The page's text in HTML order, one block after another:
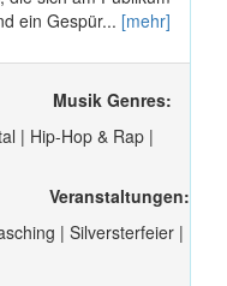
ein Gespür... [mehr]
Musik Genres:
| Hip-Hop & Rap |
Veranstaltungen:
| Silversterfeier |